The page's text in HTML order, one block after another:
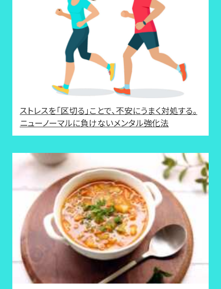
ストレスを「区切る」ことで、不安にうまく対処する。
ニューノーマルに負けないメンタル強化法